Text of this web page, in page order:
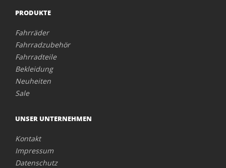
PRODUKTE
Fahrräder
Fahrradzubehör
Fahrradteile
Bekleidung
Neuheiten
Sale
UNSER UNTERNEHMEN
Kontakt
Impressum
Datenschutz